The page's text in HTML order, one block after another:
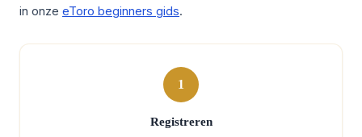
in onze eToro beginners gids.
1
Registreren